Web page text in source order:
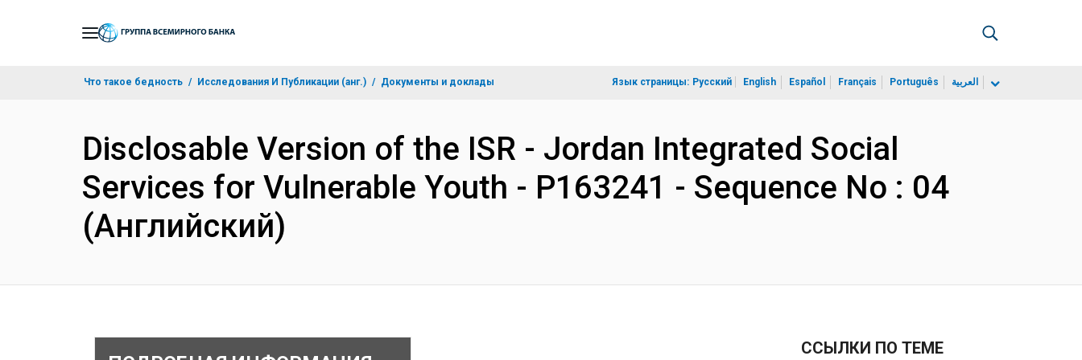
Что такое бедность Исследования И Публикации (анг.) Документы и доклады Язык страницы: Русский English Español Français Português العربية
Disclosable Version of the ISR - Jordan Integrated Social
Services for Vulnerable Youth - P163241 - Sequence No : 04
(Английский)
ССЫЛКИ ПО ТЕМЕ